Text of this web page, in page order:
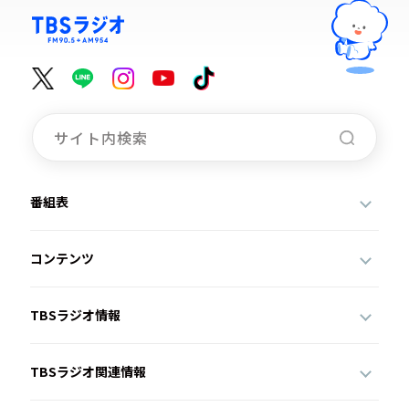
番組表
コンテンツ
TBSラジオ情報
TBSラジオ関連情報